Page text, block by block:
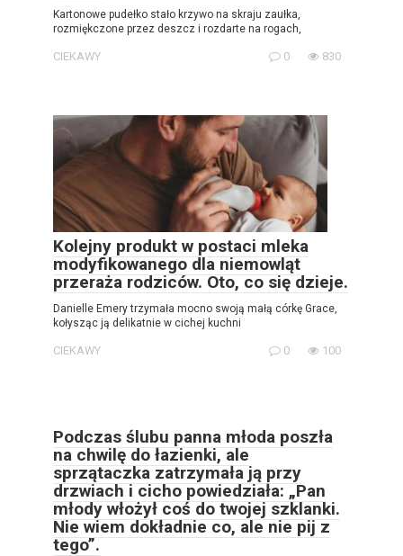
Kartonowe pudełko stało krzywo na skraju zaułka,
rozmiękczone przez deszcz i rozdarte na rogach,
CIEKAWY 0 830
Kolejny produkt w postaci mleka
modyfikowanego dla niemowląt
przeraża rodziców. Oto, co się dzieje.
Danielle Emery trzymała mocno swoją małą córkę Grace,
kołysząc ją delikatnie w cichej kuchni
CIEKAWY 0 100
Podczas ślubu panna młoda poszła
na chwilę do łazienki, ale
sprzątaczka zatrzymała ją przy
drzwiach i cicho powiedziała: „Pan
młody włożył coś do twojej szklanki.
Nie wiem dokładnie co, ale nie pij z
tego”.